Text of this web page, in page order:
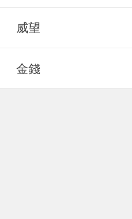
威望
金錢